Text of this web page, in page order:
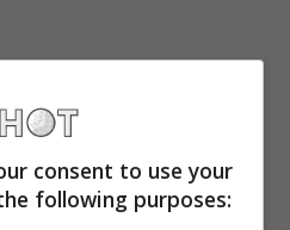
sulla
Max
la sua
consent to use your
following purposes: